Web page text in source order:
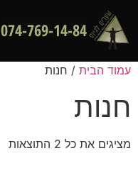
074-769-14-84
הבית/ חנות
את כל ⁦2⁩ התוצאות